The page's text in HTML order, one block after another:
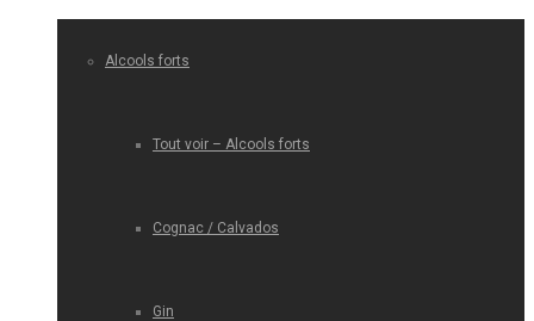
Alcools forts
Tout voir – Alcools forts
Cognac / Calvados
Gin